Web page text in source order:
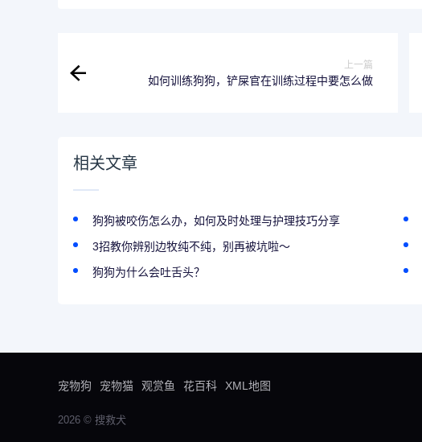
上一篇
如何训练狗狗，铲屎官在训练过程中要怎么做
相关文章
狗狗被咬伤怎么办，如何及时处理与护理技巧分享
3招教你辨别边牧纯不纯，别再被坑啦～
狗狗为什么会吐舌头？
宠物狗 宠物猫 观赏鱼 花百科 XML地图
2026 © 搜救犬